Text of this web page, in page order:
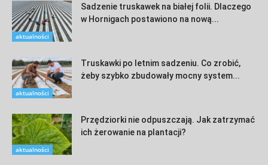
aktualności
Sadzenie truskawek na białej folii. Dlaczego
w Hornigach postawiono na nową...
aktualności
Truskawki po letnim sadzeniu. Co zrobić,
żeby szybko zbudowały mocny system...
aktualności
Przędziorki nie odpuszczają. Jak zatrzymać
ich żerowanie na plantacji?